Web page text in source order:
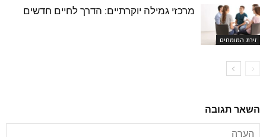
זירת המומחים
מרכזי גמילה יוקרתיים: הדרך לחיים חדשים
השאר תגובה